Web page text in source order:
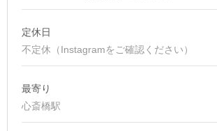
定休日
不定休（Instagramをご確認ください）
最寄り
心斎橋駅